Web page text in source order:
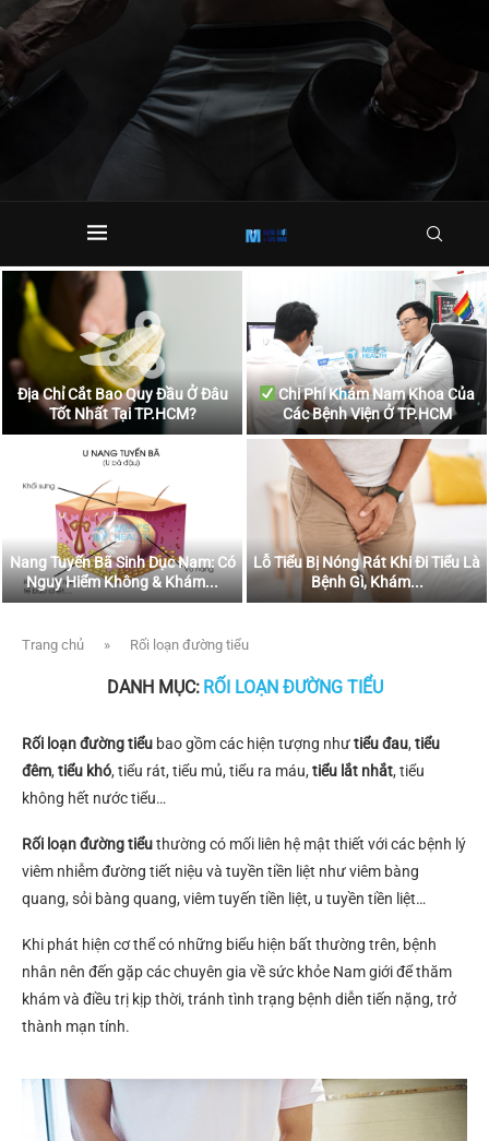
Địa Chỉ Cắt Bao Quy Đầu Ở Đâu
Tốt Nhất Tại TP.HCM?
Chi Phí Khám Nam Khoa Của
Các Bệnh Viện Ở TP.HCM
Nang Tuyến Bã Sinh Dục Nam: Có
Nguy Hiểm Không & Khám...
Lỗ Tiểu Bị Nóng Rát Khi Đi Tiểu Là
Bệnh Gì, Khám...
Trang chủ » Rối loạn đường tiểu
DANH MỤC: RỐI LOẠN ĐƯỜNG TIỂU
Rối loạn đường tiểu bao gồm các hiện tượng nhưtiểu đau, tiểu
đêm, tiểu khó, tiểu rát, tiểu mủ, tiểu ra máu, tiểu lắt nhắt, tiểu
không hết nước tiểu…
Rối loạn đường tiểuthường có mối liên hệ mật thiết với các bệnh lý
viêm nhiễm đường tiết niệu và tuyền tiền liệt như viêm bàng
quang, sỏi bàng quang, viêm tuyến tiền liệt, u tuyền tiền liệt…
Khi phát hiện cơ thể có những biểu hiện bất thường trên, bệnh
nhân nên đến gặp các chuyên gia về sức khỏe Nam giới để thăm
khám và điều trị kịp thời, tránh tình trạng bệnh diễn tiến nặng, trở
thành mạn tính.